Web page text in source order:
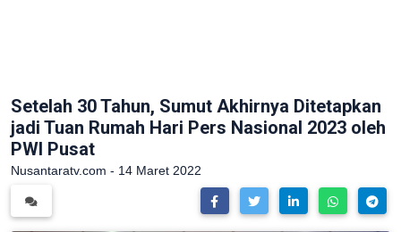
Setelah 30 Tahun, Sumut Akhirnya Ditetapkan
jadi Tuan Rumah Hari Pers Nasional 2023 oleh
PWI Pusat
Nusantaratv.com - 14 Maret 2022